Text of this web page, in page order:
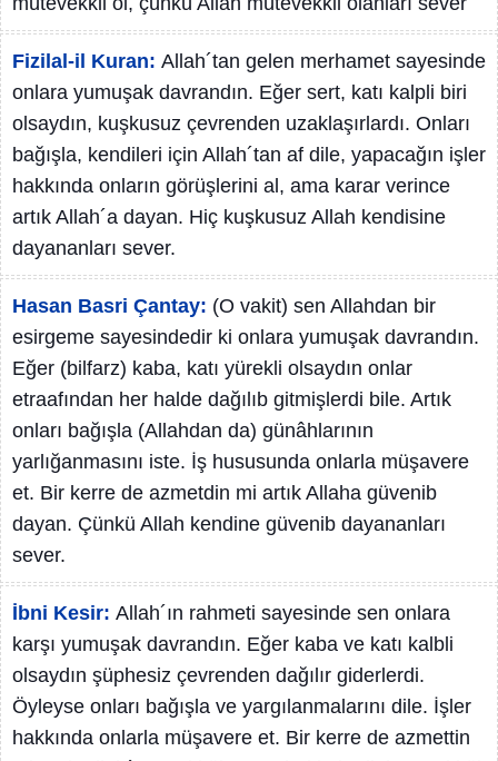
Fizilal-il Kuran: Allah´tan gelen merhamet sayesinde
onlara yumuşak davrandın. Eğer sert, katı kalpli biri
olsaydın, kuşkusuz çevrenden uzaklaşırlardı. Onları
bağışla, kendileri için Allah´tan af dile, yapacağın işler
hakkında onların görüşlerini al, ama karar verince
artık Allah´a dayan. Hiç kuşkusuz Allah kendisine
dayananları sever.
Hasan Basri Çantay: (O vakit) sen Allahdan bir
esirgeme sayesindedir ki onlara yumuşak davrandın.
Eğer (bilfarz) kaba, katı yürekli olsaydın onlar
etraafından her halde dağılıb gitmişlerdi bile. Artık
onları bağışla (Allahdan da) günâhlarının
yarlığanmasını iste. İş hususunda onlarla müşavere
et. Bir kerre de azmetdin mi artık Allaha güvenib
dayan. Çünkü Allah kendine güvenib dayananları
sever.
İbni Kesir: Allah´ın rahmeti sayesinde sen onlara
karşı yumuşak davrandın. Eğer kaba ve katı kalbli
olsaydın şüphesiz çevrenden dağılır giderlerdi.
Öyleyse onları bağışla ve yargılanmalarını dile. İşler
hakkında onlarla müşavere et. Bir kerre de azmettin